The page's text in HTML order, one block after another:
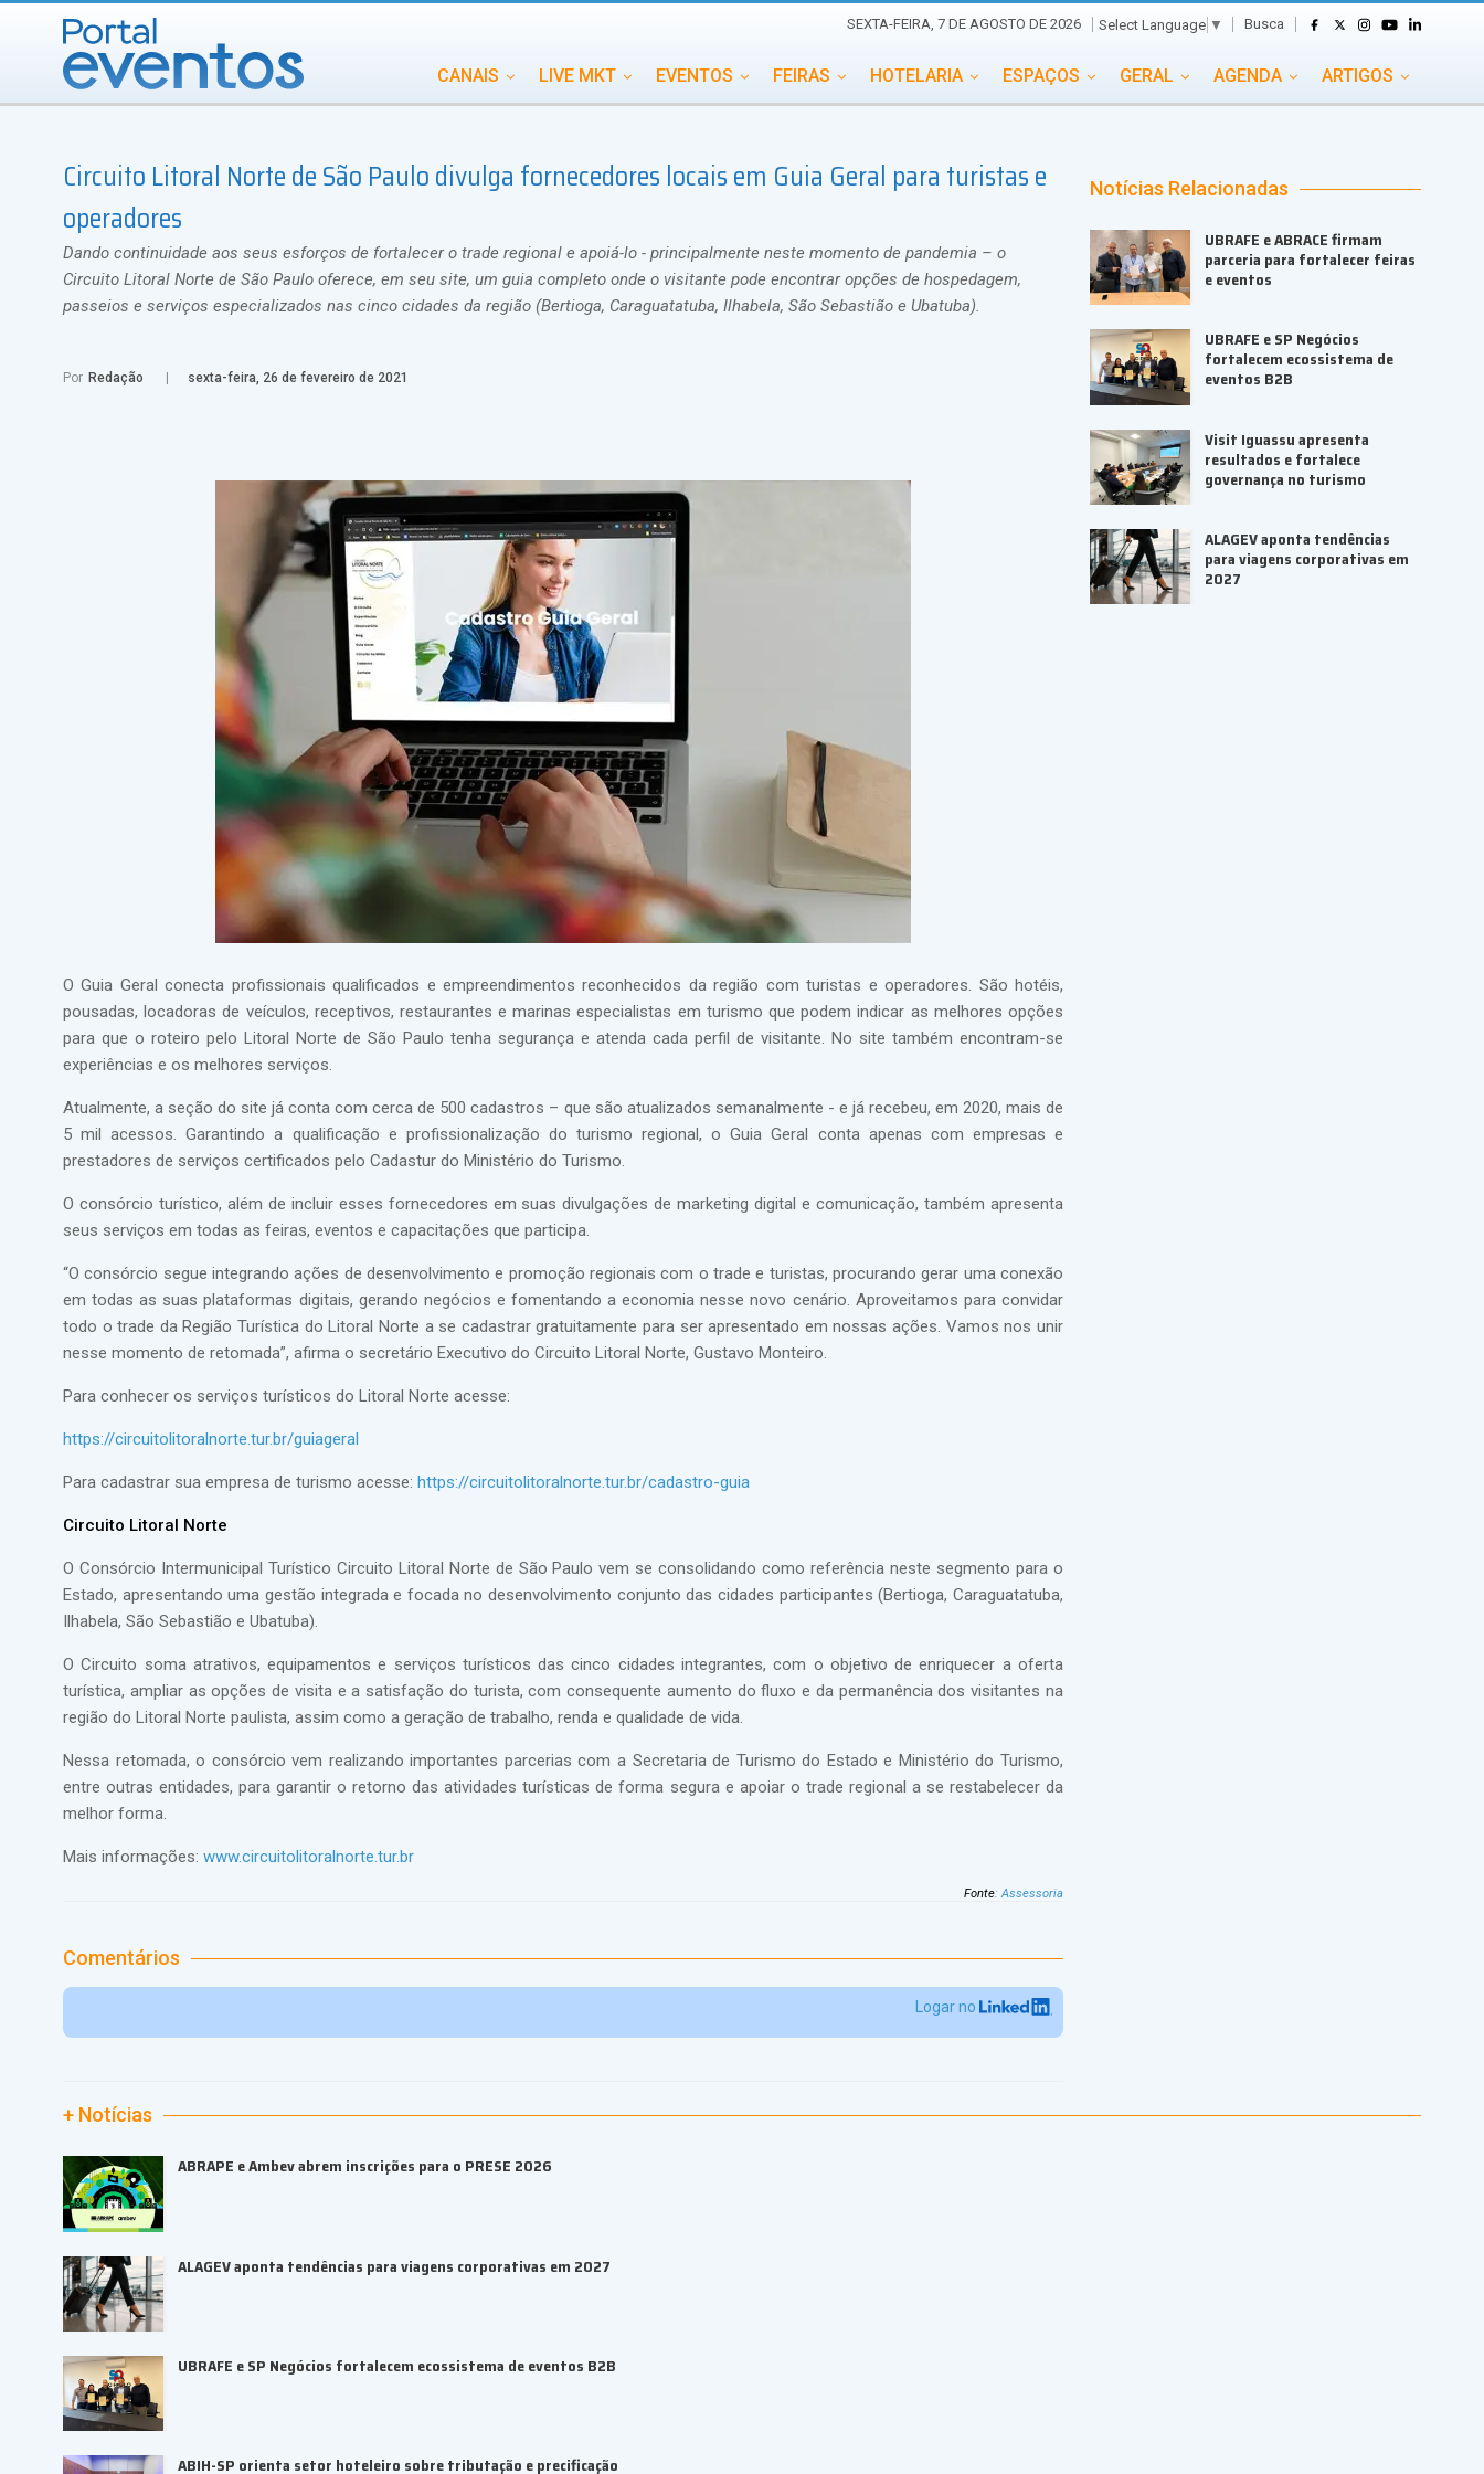
SEXTA-FEIRA, 7 DE AGOSTO DE 2026 Select Language ▼ Busca
CANAIS LIVE MKT EVENTOS FEIRAS HOTELARIA ESPAÇOS GERAL AGENDA ARTIGOS
INCENTIVOS INTERNACIONAL MEMORIAL DE EVENTOS PERSONALIDADE PORTAL EVENTOS TV TRANSPORTES
TURISMO VAI E VEM
Circuito Litoral Norte de São Paulo divulga fornecedores locais em Guia Geral para turistas e
operadores
Dando continuidade aos seus esforços de fortalecer o trade regional e apoiá-lo - principalmente neste momento de pandemia – o
Circuito Litoral Norte de São Paulo oferece, em seu site, um guia completo onde o visitante pode encontrar opções de hospedagem,
passeios e serviços especializados nas cinco cidades da região (Bertioga, Caraguatatuba, Ilhabela, São Sebastião e Ubatuba).
Por Redação sexta-feira, 26 de fevereiro de 2021
O Guia Geral conecta profissionais qualificados e empreendimentos reconhecidos da região com turistas e operadores. São hotéis,
pousadas, locadoras de veículos, receptivos, restaurantes e marinas especialistas em turismo que podem indicar as melhores opções
para que o roteiro pelo Litoral Norte de São Paulo tenha segurança e atenda cada perfil de visitante. No site também encontram-se
experiências e os melhores serviços.
Atualmente, a seção do site já conta com cerca de 500 cadastros – que são atualizados semanalmente - e já recebeu, em 2020, mais de
5 mil acessos. Garantindo a qualificação e profissionalização do turismo regional, o Guia Geral conta apenas com empresas e
prestadores de serviços certificados pelo Cadastur do Ministério do Turismo.
O consórcio turístico, além de incluir esses fornecedores em suas divulgações de marketing digital e comunicação, também apresenta
seus serviços em todas as feiras, eventos e capacitações que participa.
“O consórcio segue integrando ações de desenvolvimento e promoção regionais com o trade e turistas, procurando gerar uma conexão
em todas as suas plataformas digitais, gerando negócios e fomentando a economia nesse novo cenário. Aproveitamos para convidar
todo o trade da Região Turística do Litoral Norte a se cadastrar gratuitamente para ser apresentado em nossas ações. Vamos nos unir
nesse momento de retomada”, afirma o secretário Executivo do Circuito Litoral Norte, Gustavo Monteiro.
Para conhecer os serviços turísticos do Litoral Norte acesse:
https://circuitolitoralnorte.tur.br/guiageral
Para cadastrar sua empresa de turismo acesse: https://circuitolitoralnorte.tur.br/cadastro-guia
Circuito Litoral Norte
O Consórcio Intermunicipal Turístico Circuito Litoral Norte de São Paulo vem se consolidando como referência neste segmento para o
Estado, apresentando uma gestão integrada e focada no desenvolvimento conjunto das cidades participantes (Bertioga, Caraguatatuba,
Ilhabela, São Sebastião e Ubatuba).
O Circuito soma atrativos, equipamentos e serviços turísticos das cinco cidades integrantes, com o objetivo de enriquecer a oferta
turística, ampliar as opções de visita e a satisfação do turista, com consequente aumento do fluxo e da permanência dos visitantes na
região do Litoral Norte paulista, assim como a geração de trabalho, renda e qualidade de vida.
Nessa retomada, o consórcio vem realizando importantes parcerias com a Secretaria de Turismo do Estado e Ministério do Turismo,
entre outras entidades, para garantir o retorno das atividades turísticas de forma segura e apoiar o trade regional a se restabelecer da
melhor forma.
Mais informações: www.circuitolitoralnorte.tur.br
Fonte:Assessoria
Comentários
Logar no
Notícias Relacionadas
UBRAFE e ABRACE firmam
parceria para fortalecer feiras
e eventos
UBRAFE e SP Negócios
fortalecem ecossistema de
eventos B2B
Visit Iguassu apresenta
resultados e fortalece
governança no turismo
ALAGEV aponta tendências
para viagens corporativas em
2027
+ Notícias
ABRAPE e Ambev abrem inscrições para o PRESE 2026
ALAGEV aponta tendências para viagens corporativas em 2027
UBRAFE e SP Negócios fortalecem ecossistema de eventos B2B
ABIH-SP orienta setor hoteleiro sobre tributação e precificação